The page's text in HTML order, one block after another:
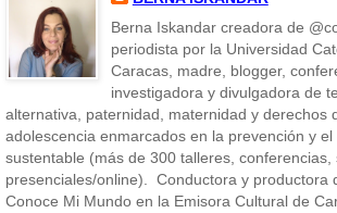
Berna Iskandar creadora de
periodista por la Universidad
Caracas, madre, blogger,
investigadora y divulgadora de
alternativa, paternidad, maternidad y derechos
adolescencia enmarcados en la prevención y
sustentable (más de 300 talleres, conferencias,
presenciales/online). Conductora y productora
Conoce Mi Mundo en la Emisora Cultural de